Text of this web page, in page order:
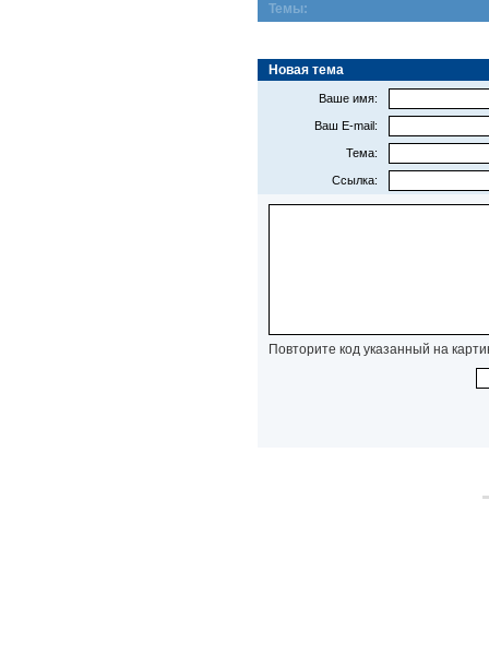
Темы:
Новая тема
Ваше имя:
Ваш E-mail:
Тема:
Ссылка:
Повторите код указанный на